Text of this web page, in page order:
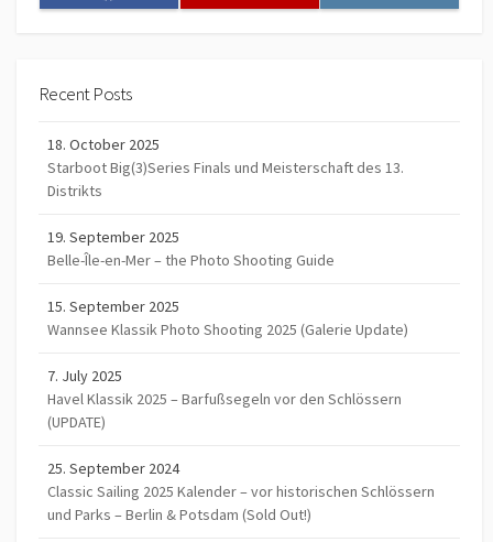
Recent Posts
18. October 2025
Starboot Big(3)Series Finals und Meisterschaft des 13.
Distrikts
19. September 2025
Belle-Île-en-Mer – the Photo Shooting Guide
15. September 2025
Wannsee Klassik Photo Shooting 2025 (Galerie Update)
7. July 2025
Havel Klassik 2025 – Barfußsegeln vor den Schlössern
(UPDATE)
25. September 2024
Classic Sailing 2025 Kalender – vor historischen Schlössern
und Parks – Berlin & Potsdam (Sold Out!)